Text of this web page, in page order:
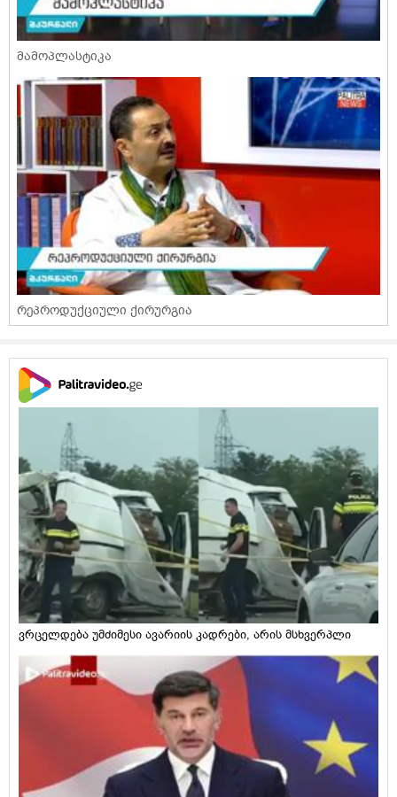
მამოპლასტიკა
რეპროდუქციული ქირურგია
ვრცელდება უმძიმესი ავარიის კადრები, არის მსხვერპლი